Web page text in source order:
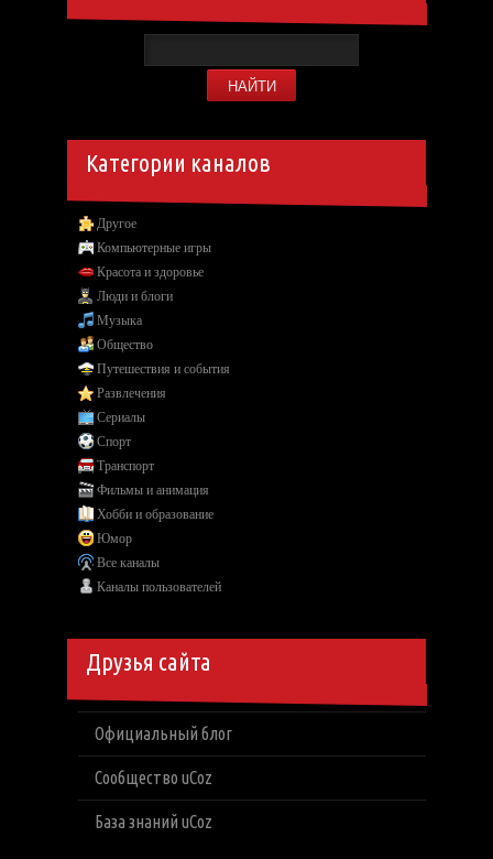
Категории каналов
Другое
Компьютерные игры
Красота и здоровье
Люди и блоги
Музыка
Общество
Путешествия и события
Развлечения
Сериалы
Спорт
Транспорт
Фильмы и анимация
Хобби и образование
Юмор
Все каналы
Каналы пользователей
Друзья сайта
Официальный блог
Сообщество uCoz
База знаний uCoz